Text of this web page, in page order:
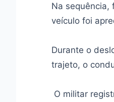
Na sequência,
veículo foi
Durante o
trajeto, o
O militar